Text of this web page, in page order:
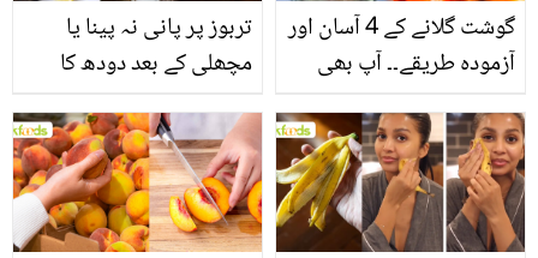
تربوز پر پانی نہ پینا یا
مچھلی کے بعد دودھ کا
سے متعلق غلط فہمیوں کی
حقیقت کیا ہے اور افواہ
کیا؟
گوشت گلانے کے 4 آسان اور
آزمودہ طریقے۔۔ آپ بھی
بتائے راز